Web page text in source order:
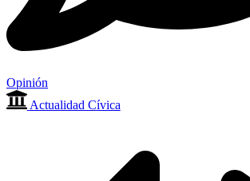
Opinión
Actualidad Cívica